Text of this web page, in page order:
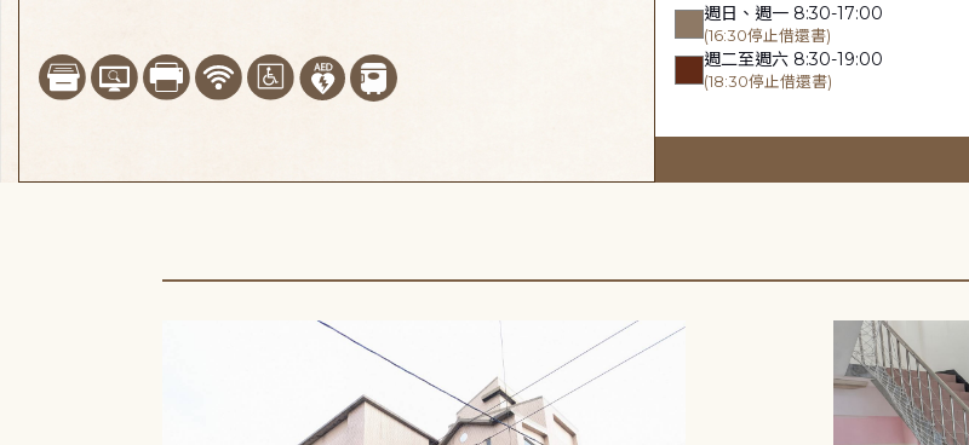
週日、週一 8:30-17:00
(16:30停止借還書)
週二至週六 8:30-19:00
(18:30停止借還書)